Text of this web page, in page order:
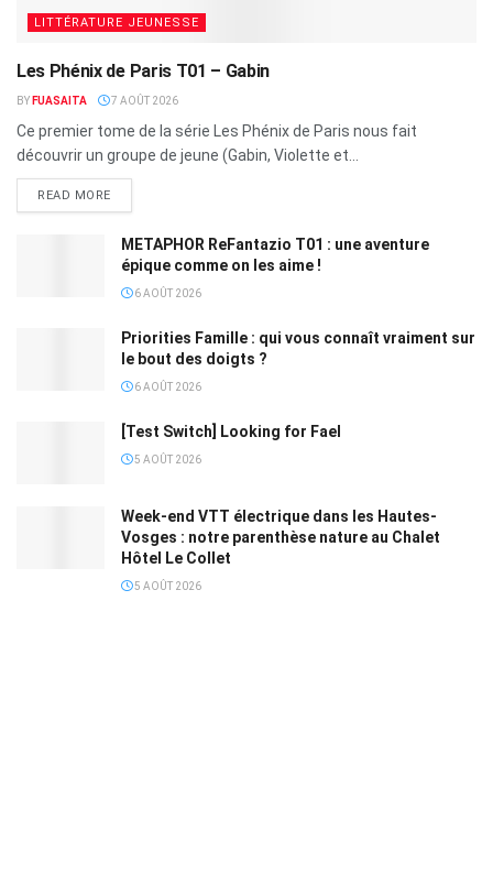
LITTÉRATURE JEUNESSE
Les Phénix de Paris T01 – Gabin
BY FUASAITA 7 AOÛT 2026
Ce premier tome de la série Les Phénix de Paris nous fait
découvrir un groupe de jeune (Gabin, Violette et...
READ MORE
METAPHOR ReFantazio T01 : une aventure
épique comme on les aime !
6 AOÛT 2026
Priorities Famille : qui vous connaît vraiment sur
le bout des doigts ?
6 AOÛT 2026
[Test Switch] Looking for Fael
5 AOÛT 2026
Week-end VTT électrique dans les Hautes-
Vosges : notre parenthèse nature au Chalet
Hôtel Le Collet
5 AOÛT 2026